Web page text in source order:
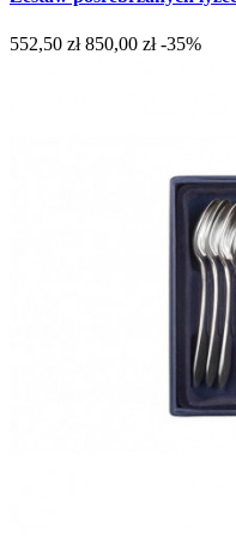
552,50 zł 850,00 zł -35%